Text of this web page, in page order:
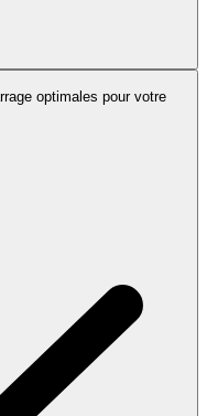
conforme aux
à votre infrastructure.
optimales pour votre